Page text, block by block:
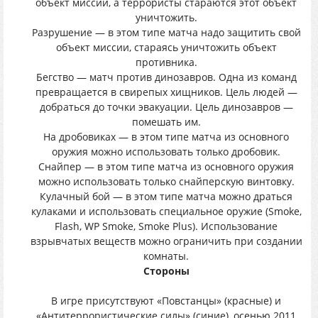
уничтожить.
Разрушение — в этом типе матча надо защитить свой
объект миссии, стараясь уничтожить объект
противника.
Бегство — матч против динозавров. Одна из команд
превращается в свирепых хищников. Цель людей —
добраться до точки эвакуации. Цель динозавров —
помешать им.
На дробовиках — в этом типе матча из основного
оружия можно использовать только дробовик.
Снайпер — в этом типе матча из основного оружия
можно использовать только снайперскую винтовку.
Кулачный бой — в этом типе матча можно драться
кулаками и использовать специальное оружие (Smoke,
Flash, WP Smoke, Smoke Plus). Использование
взрывчатых веществ можно ограничить при создании
комнаты.
Стороны
В игре присутствуют «Повстанцы» (красные) и